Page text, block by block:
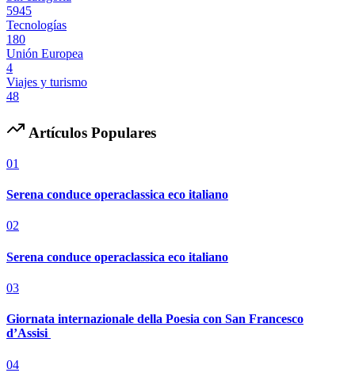
5945
Tecnologías
180
Unión Europea
4
Viajes y turismo
48
Artículos Populares
01
Serena conduce operaclassica eco italiano
02
Serena conduce operaclassica eco italiano
03
Giornata internazionale della Poesia con San Francesco
d’Assisi
04